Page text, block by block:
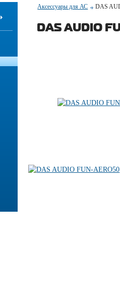
Аксессуары для АС DAS
DAS AUDIO